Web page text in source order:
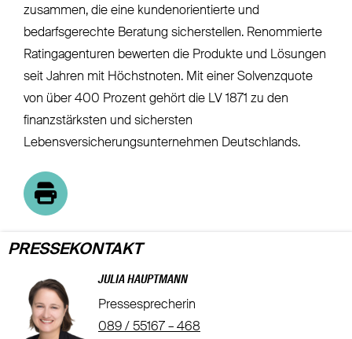
zusammen, die eine kundenorientierte und
bedarfsgerechte Beratung sicherstellen. Renommierte
Ratingagenturen bewerten die Produkte und Lösungen
seit Jahren mit Höchstnoten. Mit einer Solvenzquote
von über 400 Prozent gehört die LV 1871 zu den
finanzstärksten und sichersten
Lebensversicherungsunternehmen Deutschlands.
PRESSEKONTAKT
JULIA HAUPTMANN
Pressesprecherin
089 / 55167 – 468